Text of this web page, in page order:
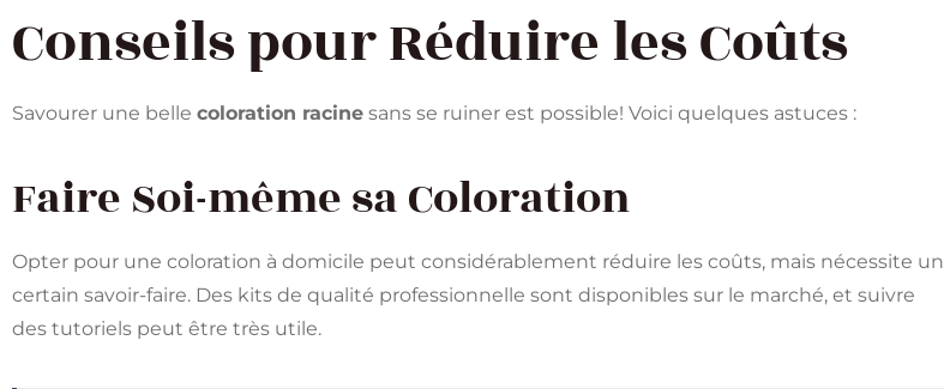
Conseils pour Réduire les Coûts
Savourer une belle coloration racine sans se ruiner est possible! Voici quelques astuces :
Faire Soi-même sa Coloration
Opter pour une coloration à domicile peut considérablement réduire les coûts, mais nécessite un
certain savoir-faire. Des kits de qualité professionnelle sont disponibles sur le marché, et suivre
des tutoriels peut être très utile.